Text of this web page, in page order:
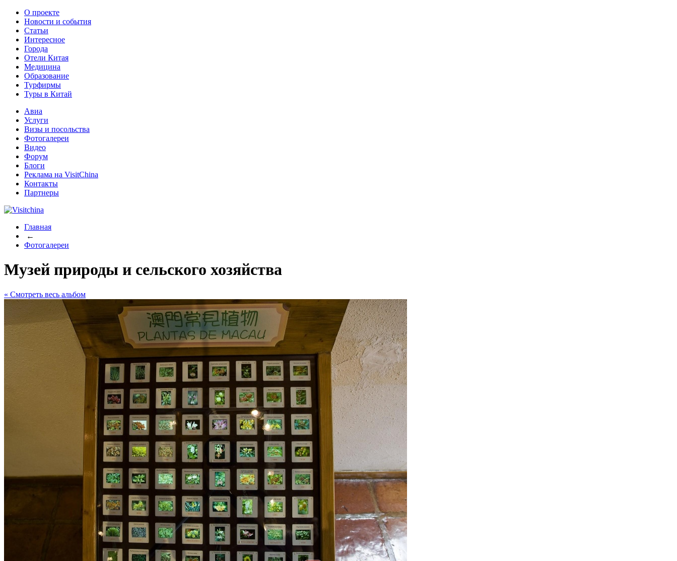
О проекте
Новости и события
Статьи
Интересное
Города
Отели Китая
Медицина
Образование
Турфирмы
Туры в Китай
Авиа
Услуги
Визы и посольства
Фотогалереи
Видео
Форум
Блоги
Реклама на VisitChina
Контакты
Партнеры
Главная
←
Фотогалереи
Музей природы и сельского хозяйства
« Cмотреть весь альбом